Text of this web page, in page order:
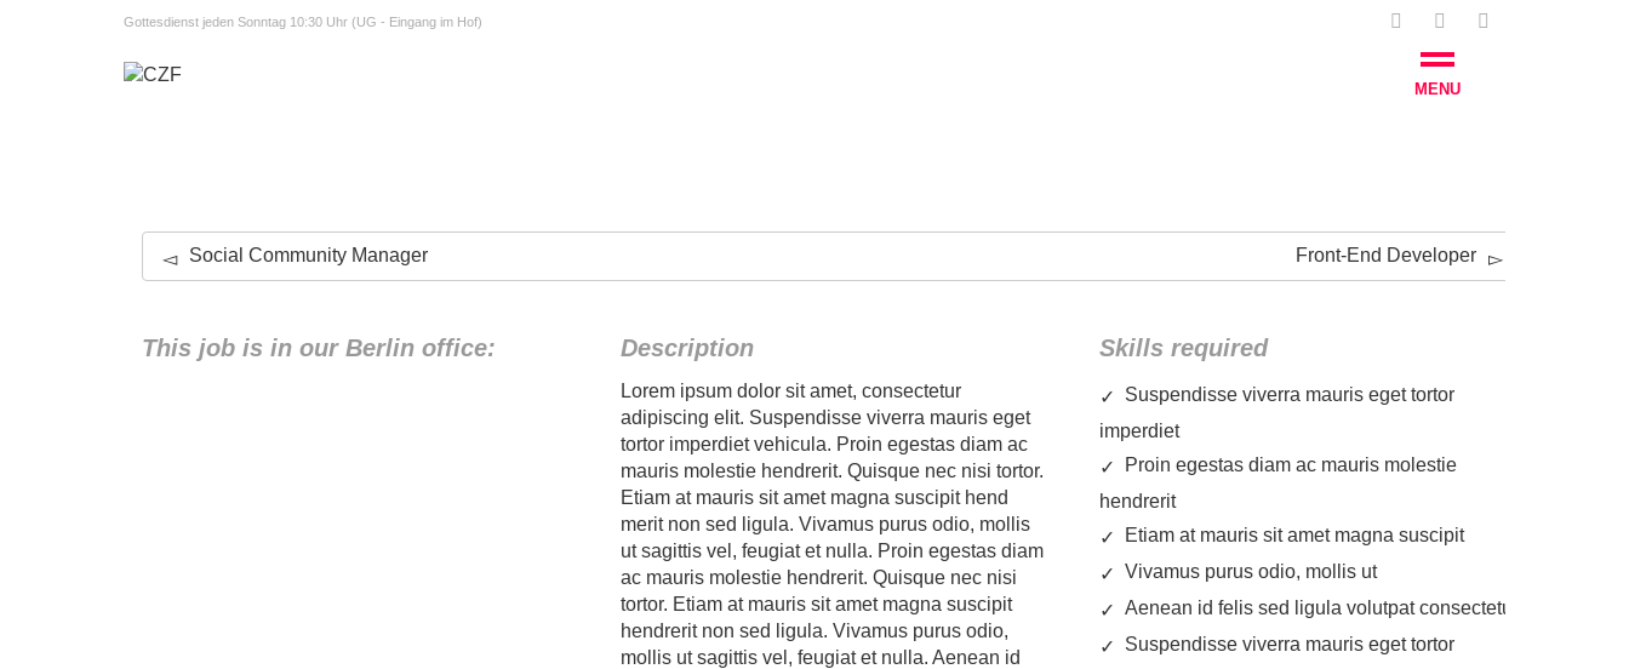
Gottesdienst jeden Sonntag 10:30 Uhr (UG - Eingang im Hof)
Social Community Manager Front-End Developer
This job is in our Berlin office: Description
Lorem ipsum dolor sit amet, consectetur
adipiscing elit. Suspendisse viverra mauris eget
tortor imperdiet vehicula. Proin egestas diam ac
mauris molestie hendrerit. Quisque nec nisi tortor.
Etiam at mauris sit amet magna suscipit hend
merit non sed ligula. Vivamus purus odio, mollis
ut sagittis vel, feugiat et nulla. Proin egestas diam
ac mauris molestie hendrerit. Quisque nec nisi
tortor. Etiam at mauris sit amet magna suscipit
hendrerit non sed ligula. Vivamus purus odio,
mollis ut sagittis vel, feugiat et nulla. Aenean id
Skills required
Suspendisse viverra mauris eget tortor
imperdiet
Proin egestas diam ac mauris molestie
hendrerit
Etiam at mauris sit amet magna suscipit
Vivamus purus odio, mollis ut
Aenean id felis sed ligula volutpat consectetur.
Suspendisse viverra mauris eget tortor
MENU